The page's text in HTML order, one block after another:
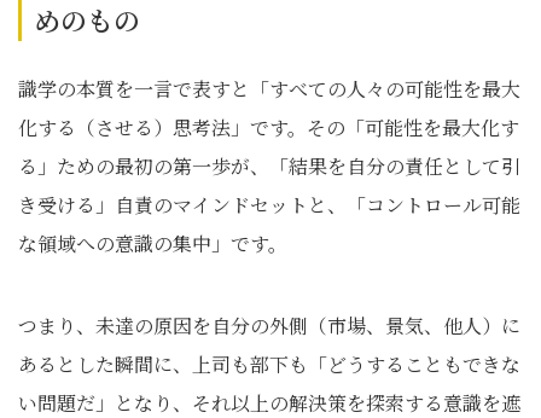
めのもの
識学の本質を一言で表すと「すべての人々の可能性を最大
化する（させる）思考法」です。その「可能性を最大化す
る」ための最初の第一歩が、「結果を自分の責任として引
き受ける」自責のマインドセットと、「コントロール可能
な領域への意識の集中」です。
つまり、未達の原因を自分の外側（市場、景気、他人）に
あるとした瞬間に、上司も部下も「どうすることもできな
い問題だ」となり、それ以上の解決策を探索する意識を遮